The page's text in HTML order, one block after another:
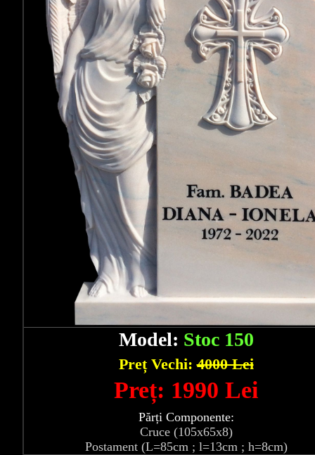
Model: Stoc 150
Preț Vechi:4000 Lei
Preț: 1990 Lei
Părți Componente:
Cruce (105x65x8)
Postament (L=85cm ; l=13cm ; h=8cm)